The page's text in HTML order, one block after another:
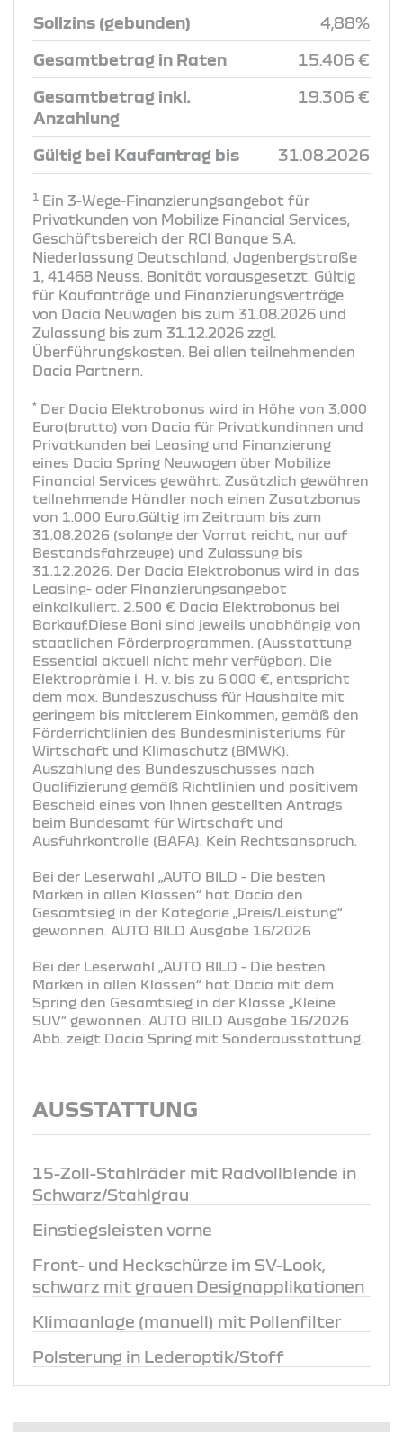
Sollzins (gebunden) 4,88%
Gesamtbetrag in Raten 15.406 €
Gesamtbetrag inkl.
Anzahlung
19.306 €
Gültig bei Kaufantrag bis 31.08.2026
1 Ein 3-Wege-Finanzierungsangebot für
Privatkunden von Mobilize Financial Services,
Geschäftsbereich der RCI Banque S.A.
Niederlassung Deutschland, Jagenbergstraße
1, 41468 Neuss. Bonität vorausgesetzt. Gültig
für Kaufanträge und Finanzierungsverträge
von Dacia Neuwagen bis zum 31.08.2026 und
Zulassung bis zum 31.12.2026 zzgl.
Überführungskosten. Bei allen teilnehmenden
Dacia Partnern.
* Der Dacia Elektrobonus wird in Höhe von 3.000
Euro(brutto) von Dacia für Privatkundinnen und
Privatkunden bei Leasing und Finanzierung
eines Dacia Spring Neuwagen über Mobilize
Financial Services gewährt. Zusätzlich gewähren
teilnehmende Händler noch einen Zusatzbonus
von 1.000 Euro.Gültig im Zeitraum bis zum
31.08.2026 (solange der Vorrat reicht, nur auf
Bestandsfahrzeuge) und Zulassung bis
31.12.2026. Der Dacia Elektrobonus wird in das
Leasing- oder Finanzierungsangebot
einkalkuliert. 2.500 € Dacia Elektrobonus bei
Barkauf.Diese Boni sind jeweils unabhängig von
staatlichen Förderprogrammen. (Ausstattung
Essential aktuell nicht mehr verfügbar). Die
Elektroprämie i. H. v. bis zu 6.000 €, entspricht
dem max. Bundeszuschuss für Haushalte mit
geringem bis mittlerem Einkommen, gemäß den
Förderrichtlinien des Bundesministeriums für
Wirtschaft und Klimaschutz (BMWK).
Auszahlung des Bundeszuschusses nach
Qualifizierung gemäß Richtlinien und positivem
Bescheid eines von Ihnen gestellten Antrags
beim Bundesamt für Wirtschaft und
Ausfuhrkontrolle (BAFA). Kein Rechtsanspruch.
Bei der Leserwahl „AUTO BILD - Die besten
Marken in allen Klassen“ hat Dacia den
Gesamtsieg in der Kategorie „Preis/Leistung“
gewonnen. AUTO BILD Ausgabe 16/2026
Bei der Leserwahl „AUTO BILD - Die besten
Marken in allen Klassen“ hat Dacia mit dem
Spring den Gesamtsieg in der Klasse „Kleine
SUV“ gewonnen. AUTO BILD Ausgabe 16/2026
Abb. zeigt Dacia Spring mit Sonderausstattung.
AUSSTATTUNG
15-Zoll-Stahlräder mit Radvollblende in
Schwarz/Stahlgrau
Einstiegsleisten vorne
Front- und Heckschürze im SV-Look,
schwarz mit grauen Designapplikationen
Klimaanlage (manuell) mit Pollenfilter
Polsterung in Lederoptik/Stoff